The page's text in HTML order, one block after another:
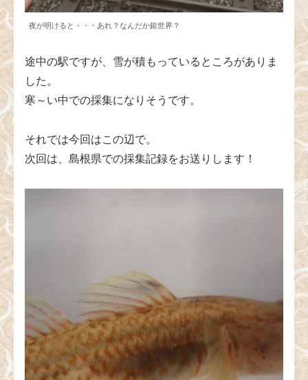
夜が明けると・・・あれ？なんだか銀世界？
途中の駅ですが、雪が積もっているところがありま
した。
寒～い中での採集になりそうです。
それでは今回はこの辺で。
次回は、島根県での採集記録をお送りします！